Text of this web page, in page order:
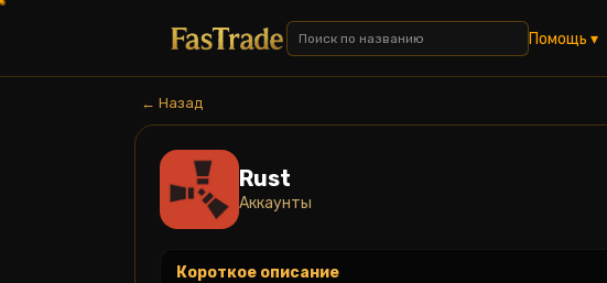
Помощь ▾
← Назад
Rust
Аккаунты
Короткое описание